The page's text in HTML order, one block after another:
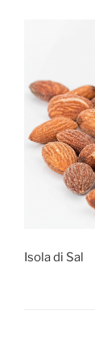
Isola di Sal